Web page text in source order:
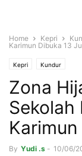
Home Kepri
Karimun Dibuka 13
Kepri Kundur
Zona
Sekolah
By Yudi .s - 10/06/